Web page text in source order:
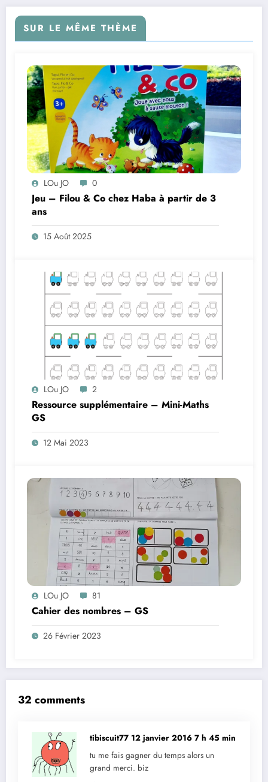
SUR LE MÊME THÈME
LOu JO 0
Jeu – Filou & Co chez Haba à partir de 3
ans
15 Août 2025
LOu JO 2
Ressource supplémentaire – Mini-Maths
GS
12 Mai 2023
LOu JO 81
Cahier des nombres – GS
26 Février 2023
32 comments
tibiscuit77 12 janvier 2016 7 h 45 min
tu me fais gagner du temps alors un
grand merci. biz